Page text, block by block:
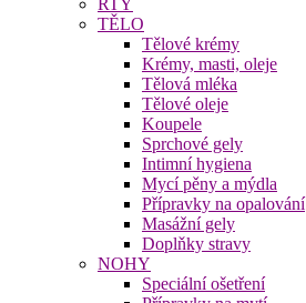
RTY
TĚLO
Tělové krémy
Krémy, masti, oleje
Tělová mléka
Tělové oleje
Koupele
Sprchové gely
Intimní hygiena
Mycí pěny a mýdla
Přípravky na opalování
Masážní gely
Doplňky stravy
NOHY
Speciální ošetření